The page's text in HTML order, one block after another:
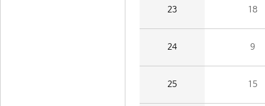
23 18
24 9
25 15